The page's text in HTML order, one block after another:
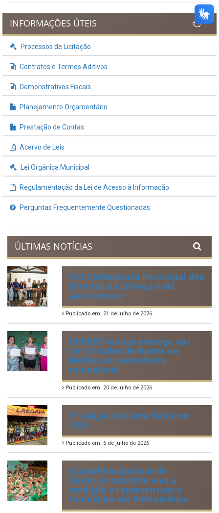
INFORMAÇÕES ÚTEIS
Processos de Licitação
Contratos e Termos Aditivos
Demonstrativos Fiscais
Planejamento Orçamentário
Prestação de Contas
Acervo de Leis
Lei Orgânica Municipal
Regulamentação da Lei de Acesso à Informação
Perguntas Frequentemente Questionadas
ÚLTIMAS NOTÍCIAS
VIII Conferência Municipal dos
Direitos da Criança e do
Adolescente
Publicado em: 21 de julho de 2026
IBIPREV realiza entrega dos
Certificados de Honra ao
Mérito aos servidores
municipais
Publicado em: 20 de julho de 2026
2ª edição do Corre Ibimirim
2026
Publicado em: 6 de julho de 2026
Quadrilhas Juninas de
Ibimirim mantêm viva a
tradição e representam o
munícipio em Pernambuco